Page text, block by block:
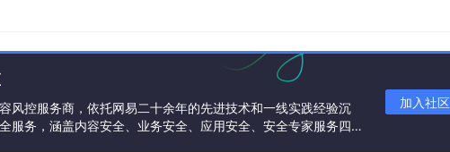
境搭建与核心配置
权限限制，是 tcpdump 部署的主要难点。以下分 Android/iOS 双平台
风控服务商，依托网易二十余年的先进技术和一线实践经验沉
服务，涵盖内容安全、业务安全、应用安全、安全专家服务四大
加入社区